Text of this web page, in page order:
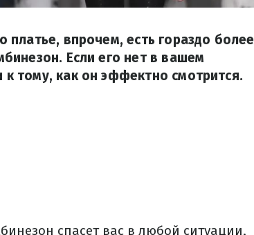
платье, впрочем, есть гораздо более
Если его нет в вашем
тому, как он эффектно смотрится.
спасет вас в любой ситуации,